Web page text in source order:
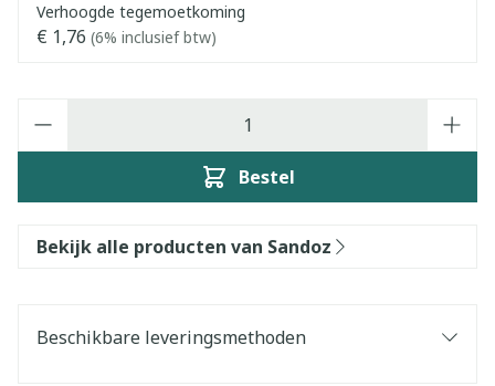
Verhoogde tegemoetkoming
€ 1,76 (6% inclusief btw)
Bestel
Bekijk alle producten van Sandoz
Beschikbare leveringsmethoden